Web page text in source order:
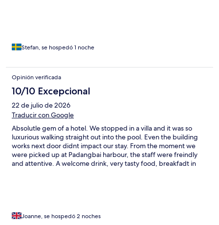
Stefan, se hospedó 1 noche
Opinión verificada
10/10 Excepcional
22 de julio de 2026
Traducir con Google
Absolutle gem of a hotel. We stopped in a villa and it was so
luxurious walking straight out into the pool. Even the building
works next door didnt impact our stay. From the moment we
were picked up at Padangbai harbour, the staff were freindly
and attentive. A welcome drink, very tasty food, breakfadt in
Joanne, se hospedó 2 noches